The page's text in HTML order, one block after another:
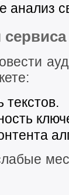
анализ
текстов.